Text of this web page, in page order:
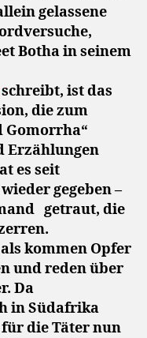
gelassene
Botha in seinem
schreibt, ist das
die zum
Gomorrha“
Erzählungen
es seit
gegeben –
getraut, die
kommen Opfer
und reden über
Da
in Südafrika
für die Täter nun